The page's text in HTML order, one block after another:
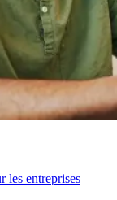
les entreprises